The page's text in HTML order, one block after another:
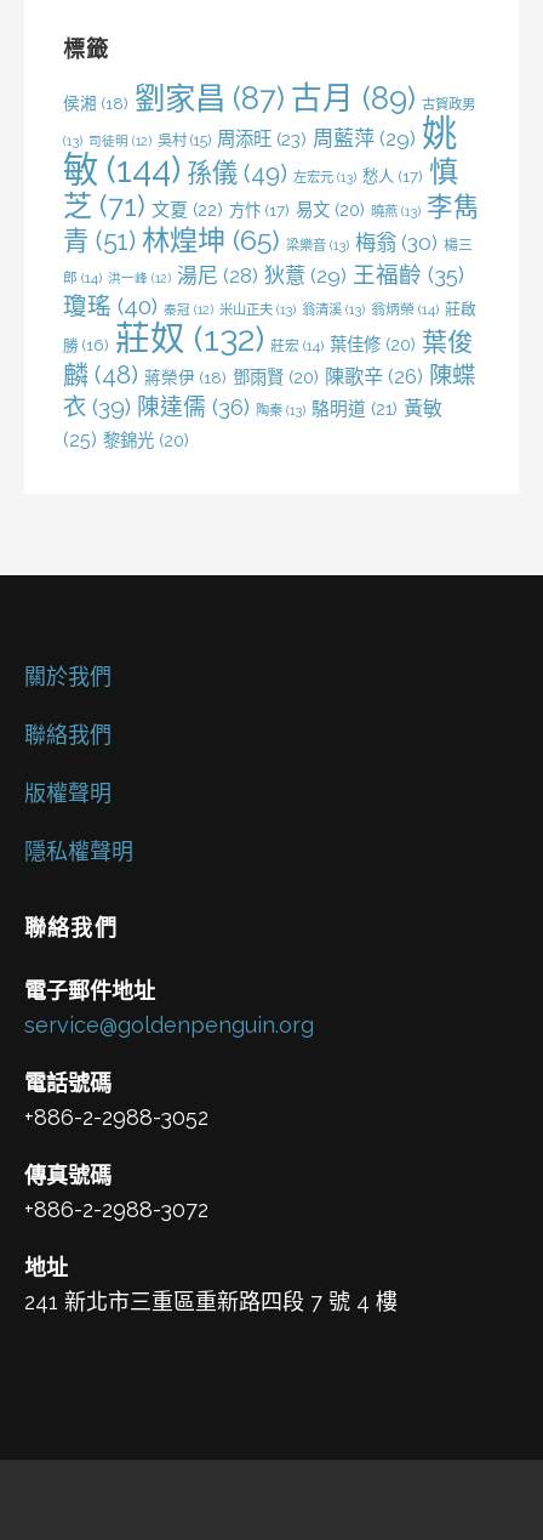
標籤
侯湘 (18) 劉家昌 (87) 古月 (89) 古賀政男
(13) 司徒明 (12) 吳村 (15) 周添旺 (23) 周藍萍 (29) 姚
敏 (144) 孫儀 (49) 左宏元 (13) 愁人 (17) 慎
芝 (71) 文夏 (22) 方忭 (17) 易文 (20) 曉燕 (13) 李雋
青 (51) 林煌坤 (65) 梁樂音 (13) 梅翁 (30) 楊三
郎 (14) 洪一峰 (12) 湯尼 (28) 狄薏 (29) 王福齡 (35)
瓊瑤 (40) 秦冠 (12) 米山正夫 (13) 翁清溪 (13) 翁炳榮 (14) 莊啟
勝 (16) 莊奴 (132) 莊宏 (14) 葉佳修 (20) 葉俊
麟 (48) 蔣榮伊 (18) 鄧雨賢 (20) 陳歌辛 (26) 陳蝶
衣 (39) 陳達儒 (36) 陶秦 (13) 駱明道 (21) 黃敏
(25) 黎錦光 (20)
關於我們
聯絡我們
版權聲明
隱私權聲明
聯絡我們
電子郵件地址
service@goldenpenguin.org
電話號碼
+886-2-2988-3052
傳真號碼
+886-2-2988-3072
地址
241 新北市三重區重新路四段 7 號 4 樓